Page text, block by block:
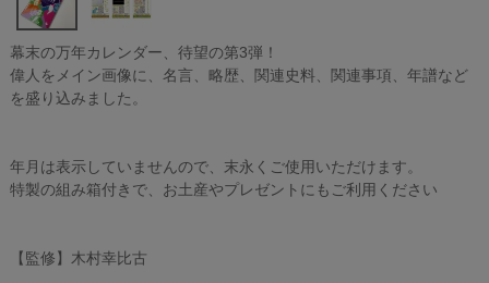
幕末の万年カレンダー、待望の第3弾！
偉人をメイン画像に、名言、略歴、関連史料、関連事項、年譜など
を盛り込みました。
年月は表示していませんので、末永くご使用いただけます。
特製の組み箱付きで、お土産やプレゼントにもご利用ください
【監修】木村幸比古